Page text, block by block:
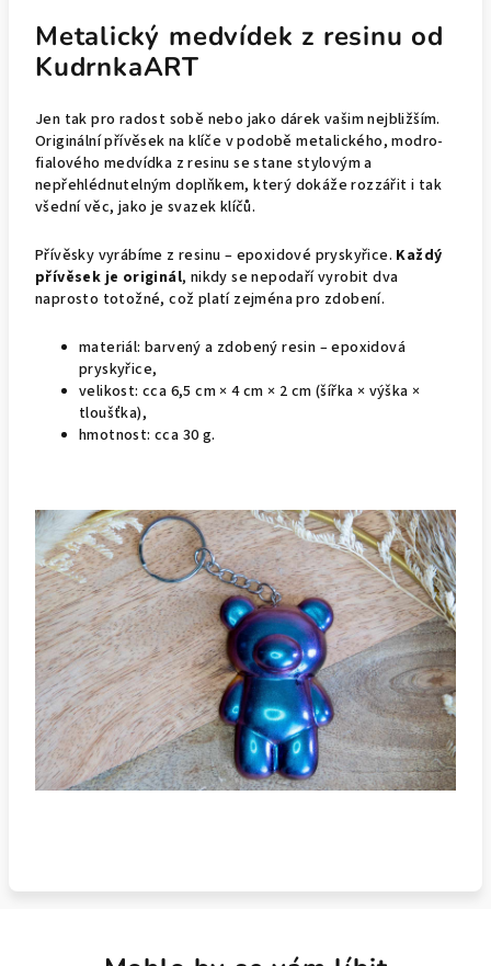
Metalický medvídek z resinu od
KudrnkaART
Jen tak pro radost sobě nebo jako dárek vašim nejbližším.
Originální přívěsek na klíče v podobě metalického, modro-
fialového medvídka z resinu se stane stylovým a
nepřehlédnutelným doplňkem, který dokáže rozzářit i tak
všední věc, jako je svazek klíčů.
Přívěsky vyrábíme z resinu – epoxidové pryskyřice. Každý
přívěsek je originál, nikdy se nepodaří vyrobit dva
naprosto totožné, což platí zejména pro zdobení.
materiál: barvený a zdobený resin – epoxidová
pryskyřice,
velikost: cca 6,5 cm × 4 cm × 2 cm (šířka × výška ×
tloušťka),
hmotnost: cca 30 g.